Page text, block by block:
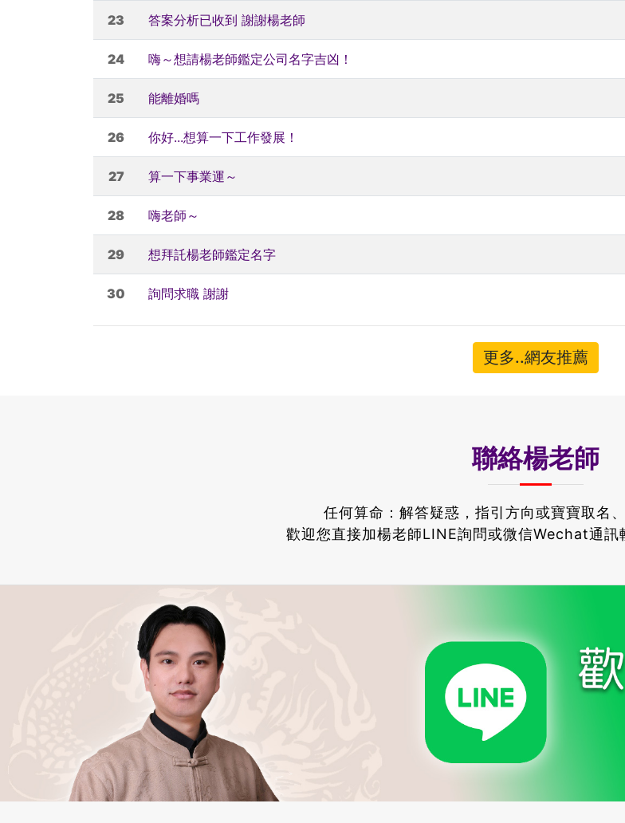
23 答案分析已收到 謝謝楊老師
24 嗨～想請楊老師鑑定公司名字吉凶！
25 能離婚嗎
26 你好...想算一下工作發展！
27 算一下事業運～
28 嗨老師～
29 想拜託楊老師鑑定名字
30 詢問求職 謝謝
更多..網友推薦
聯絡楊老師
任何算命：解答疑惑，指引方向或寶寶取名
歡迎您直接加楊老師LINE詢問或微信Wechat通訊